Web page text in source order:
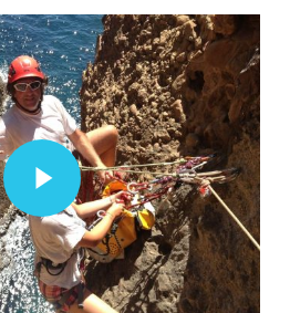
Play Video